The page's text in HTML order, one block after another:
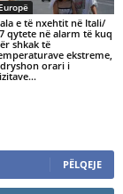
Europë
e të nxehtit në Itali/
qytete në alarm të kuq
shkak të
ekstreme,
orari i
PËLQEJE